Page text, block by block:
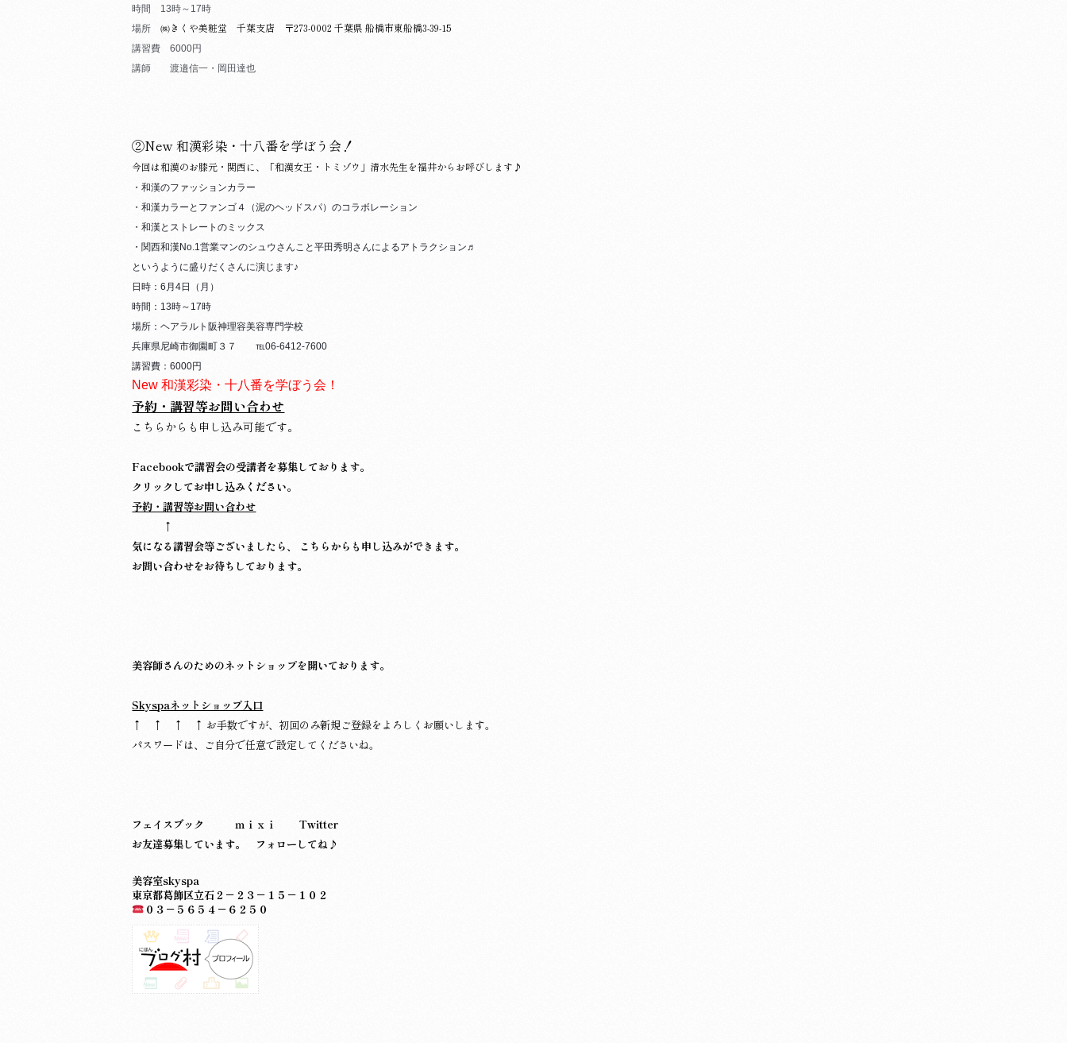
時間 13時～17時
場所㈱きくや美粧堂 千葉支店 〒273-0002 千葉県 船橋市東船橋3-39-15
講習費 6000円
講師 渡邉信一・岡田達也
②New 和漢彩染・十八番を学ぼう会！
今回は和漢のお膝元・関西に、「和漢女王・トミゾウ」清水先生を福井からお呼びします♪
・和漢のファッションカラー
・和漢カラーとファンゴ４（泥のヘッドスパ）のコラボレーション
・和漢とストレートのミックス
・関西和漢No.1営業マンのシュウさんこと平田秀明さんによるアトラクション♬
というように盛りだくさんに演じます♪
日時：6月4日（月）
時間：13時～17時
場所：ヘアラルト阪神理容美容専門学校
兵庫県尼崎市御園町３７ ℡06-6412-7600
講習費：6000円
New 和漢彩染・十八番を学ぼう会！
予約・講習等お問い合わせ
こちらからも申し込み可能です。
Facebookで講習会の受講者を募集しております。
クリックしてお申し込みください。
予約・講習等お問い合わせ
↑
気になる講習会等ございましたら、 こちらからも申し込みができます。
お問い合わせをお待ちしております。
美容師さんのためのネットショップを開いております。
Skyspaネットショップ入口
↑ ↑ ↑ ↑ お手数ですが、初回のみ新規ご登録をよろしくお願いします。
パスワードは、ご自分で任意で設定してくださいね。
フェイスブック ｍｉｘｉ
Twitter
お友達募集しています。 フォローしてね♪
美容室skyspa
東京都葛飾区立石２－２３－１５－１０２
０３－５６５４－６２５０